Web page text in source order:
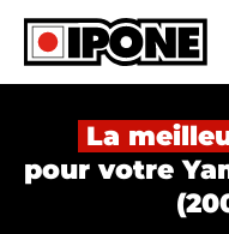
Ipone
HUILES MOTEUR
ENTRETIEN
La
pour votre